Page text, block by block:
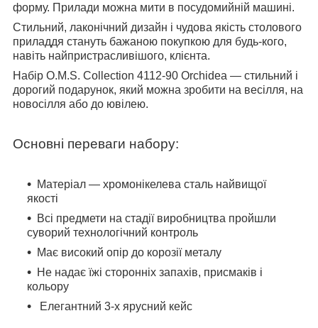
форму. Прилади можна мити в посудомийній машині.
Стильний, лаконічний дизайн і чудова якість столового
приладдя стануть бажаною покупкою для будь-кого,
навіть найпристрасливішого, клієнта.
Набір O.M.S. Collection 4112-90 Orchidea — стильний і
дорогий подарунок, який можна зробити на весілля, на
новосілля або до ювілею.
Основні переваги набору:
Матеріал — хромонікелева сталь найвищої
якості
Всі предмети на стадії виробництва пройшли
суворий технологічний контроль
Має високий опір до корозії металу
Не надає їжі сторонніх запахів, присмаків і
кольору
Елегантний 3-х ярусний кейс